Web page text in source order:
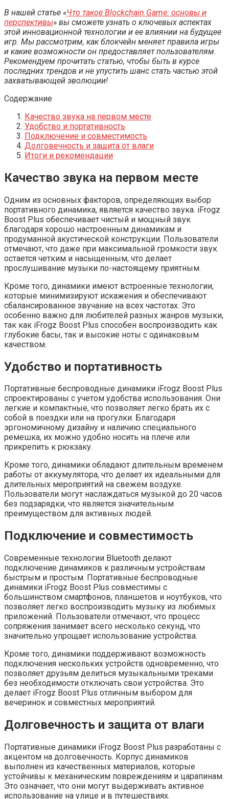
В нашей статье «Что такое Blockchain Game: основы и
перспективы» вы сможете узнать о ключевых аспектах
этой инновационной технологии и ее влиянии на будущее
игр. Мы рассмотрим, как блокчейн меняет правила игры
и какие возможности он предоставляет пользователям.
Рекомендуем прочитать статью, чтобы быть в курсе
последних трендов и не упустить шанс стать частью этой
захватывающей эволюции!
Содержание
Качество звука на первом месте
Удобство и портативность
Подключение и совместимость
Долговечность и защита от влаги
Итоги и рекомендации
Качество звука на первом месте
Одним из основных факторов, определяющих выбор
портативного динамика, является качество звука. iFrogz
Boost Plus обеспечивает чистый и мощный звук
благодаря хорошо настроенным динамикам и
продуманной акустической конструкции. Пользователи
отмечают, что даже при максимальной громкости звук
остается четким и насыщенным, что делает
прослушивание музыки по-настоящему приятным.
Кроме того, динамики имеют встроенные технологии,
которые минимизируют искажения и обеспечивают
сбалансированное звучание на всех частотах. Это
особенно важно для любителей разных жанров музыки,
так как iFrogz Boost Plus способен воспроизводить как
глубокие басы, так и высокие ноты с одинаковым
качеством.
Удобство и портативность
Портативные беспроводные динамики iFrogz Boost Plus
спроектированы с учетом удобства использования. Они
легкие и компактные, что позволяет легко брать их с
собой в поездки или на прогулки. Благодаря
эргономичному дизайну и наличию специального
ремешка, их можно удобно носить на плече или
прикрепить к рюкзаку.
Кроме того, динамики обладают длительным временем
работы от аккумулятора, что делает их идеальными для
длительных мероприятий на свежем воздухе.
Пользователи могут наслаждаться музыкой до 20 часов
без подзарядки, что является значительным
преимуществом для активных людей.
Подключение и совместимость
Современные технологии Bluetooth делают
подключение динамиков к различным устройствам
быстрым и простым. Портативные беспроводные
динамики iFrogz Boost Plus совместимы с
большинством смартфонов, планшетов и ноутбуков, что
позволяет легко воспроизводить музыку из любимых
приложений. Пользователи отмечают, что процесс
сопряжения занимает всего несколько секунд, что
значительно упрощает использование устройства.
Кроме того, динамики поддерживают возможность
подключения нескольких устройств одновременно, что
позволяет друзьям делиться музыкальными треками
без необходимости отключать свои устройства. Это
делает iFrogz Boost Plus отличным выбором для
вечеринок и совместных мероприятий.
Долговечность и защита от влаги
Портативные динамики iFrogz Boost Plus разработаны с
акцентом на долговечность. Корпус динамиков
выполнен из качественных материалов, которые
устойчивы к механическим повреждениям и царапинам.
Это означает, что они могут выдерживать активное
использование на улице и в путешествиях.